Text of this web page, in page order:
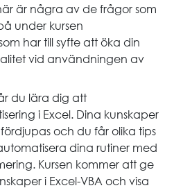
är några av de frågor som
under kursen
har till syfte att öka din
vid användningen av
du lära dig att
i Excel. Dina kunskaper
och du får olika tips
dina rutiner med
Kursen kommer att ge
i Excel-VBA och visa